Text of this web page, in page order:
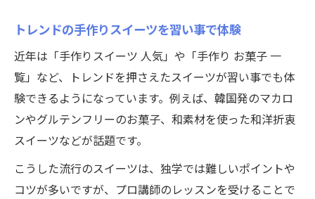
トレンドの手作りスイーツを習い事で体験
近年は「手作りスイーツ 人気」や「手作り お菓子 一
覧」など、トレンドを押さえたスイーツが習い事でも体
験できるようになっています。例えば、韓国発のマカロ
ンやグルテンフリーのお菓子、和素材を使った和洋折衷
スイーツなどが話題です。
こうした流行のスイーツは、独学では難しいポイントや
コツが多いですが、プロ講師のレッスンを受けることで